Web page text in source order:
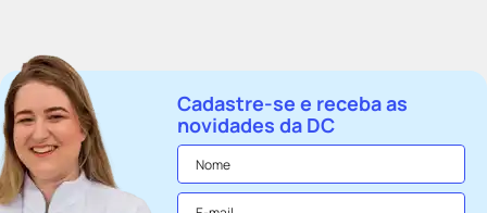
Cadastre-se e receba as
novidades da DC